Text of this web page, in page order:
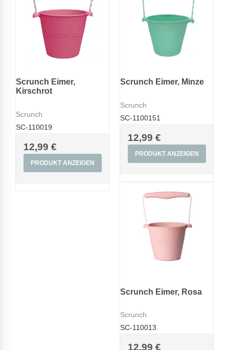
Scrunch Eimer,
Kirschrot
Scrunch
SC-110019
12,99 €
PRODUKT ANZEIGEN
Scrunch Eimer, Minze
Scrunch
SC-1100151
12,99 €
PRODUKT ANZEIGEN
Scrunch Eimer, Rosa
Scrunch
SC-110013
12,99 €